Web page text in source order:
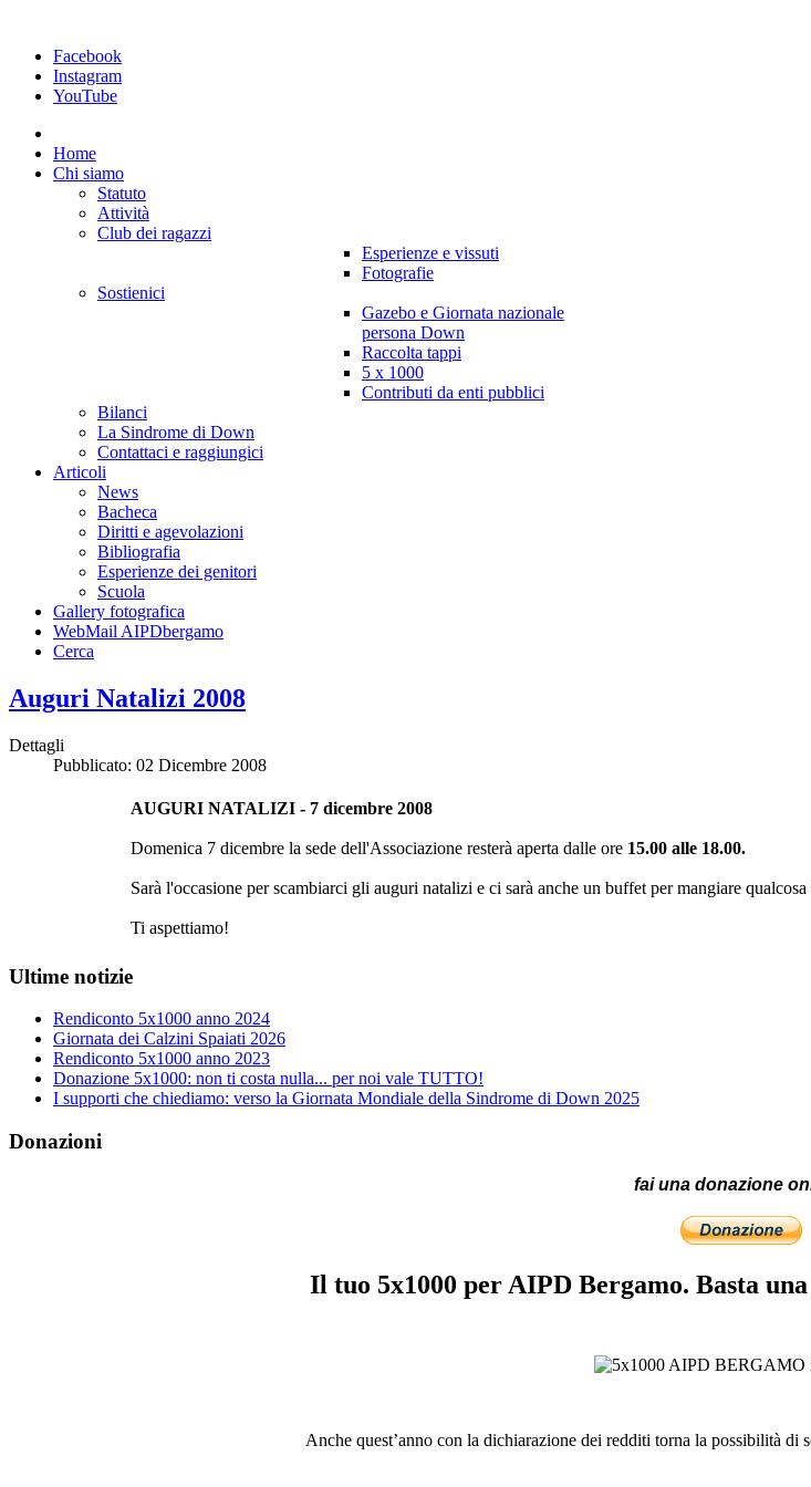
Facebook
Instagram
YouTube
Home
Chi siamo
Statuto
Attività
Club dei ragazzi
Esperienze e vissuti
Fotografie
Sostienici
Gazebo e Giornata nazionale
persona Down
Raccolta tappi
5 x 1000
Contributi da enti pubblici
Bilanci
La Sindrome di Down
Contattaci e raggiungici
Articoli
News
Bacheca
Diritti e agevolazioni
Bibliografia
Esperienze dei genitori
Scuola
Gallery fotografica
WebMail AIPDbergamo
Cerca
Auguri Natalizi 2008
Dettagli
Pubblicato: 02 Dicembre 2008
AUGURI NATALIZI - 7 dicembre 2008
Domenica 7 dicembre la sede dell'Associazione resterà aperta dalle ore 15.00 alle 18.00.
Sarà l'occasione per scambiarci gli auguri natalizi e ci sarà anche un buffet per mangiare
Ti aspettiamo!
Ultime notizie
Rendiconto 5x1000 anno 2024
Giornata dei Calzini Spaiati 2026
Rendiconto 5x1000 anno 2023
Donazione 5x1000: non ti costa nulla... per noi vale TUTTO!
I supporti che chiediamo: verso la Giornata Mondiale della Sindrome di Down 2025
Donazioni
fai una donazione
Il tuo 5x1000 per AIPD Bergamo. Basta
Anche quest’anno con la dichiarazione dei redditi torna la possibilità di